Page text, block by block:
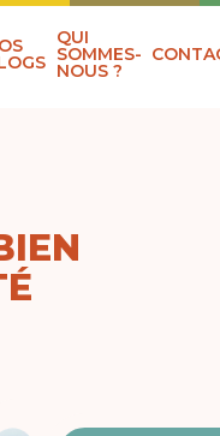
QUI
SOMMES-
NOUS ?